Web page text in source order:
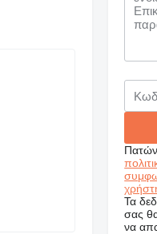
Τα
σας
να